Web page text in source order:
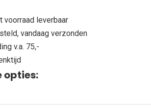
voorraad leverbaar
vandaag verzonden
v.a. 75,-
opties: